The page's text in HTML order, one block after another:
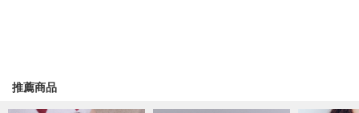
推薦商品